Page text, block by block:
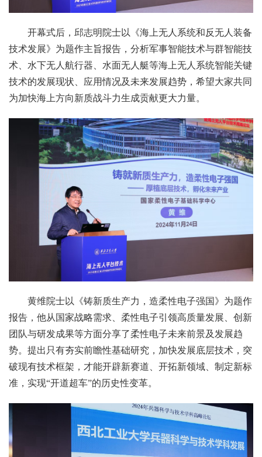
开幕式后，邱志明院士以《海上无人系统和反无人装备
技术发展》为题作主旨报告，分析军事智能技术与群智能技
术、水下无人航行器、水面无人艇等海上无人系统智能关键
技术的发展现状、应用情况及未来发展趋势，希望大家共同
为加快海上方向新质战斗力生成贡献更大力量。
黄维院士以《铸新质生产力，造柔性电子强国》为题作
报告，他从国家战略需求、柔性电子引领高质量发展、创新
团队与研发成果等方面分享了柔性电子未来前景及发展趋
势。提出只有夯实前瞻性基础研究，加快发展底层技术，突
破现有技术框架，才能开辟新赛道、开拓新领域、制定新标
准，实现“开道超车”的历史性变革。